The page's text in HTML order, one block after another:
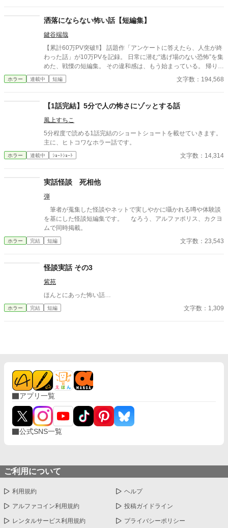
洒落にならない怖い話【短編集】
鍵谷端哉
【累計60万PV突破‼】 話題作「アンケートに答えたら、人生が終
わった話」が10万PVを記録。 日常に潜む“逃げ場のない恐怖”を集
めた、戦慄の短編集。 その違和感は、もう始まっている。 帰り
道、誰もいないはずの部屋、何気ない会話。 どこにでもある日常
が、ある瞬間、取り返しのつかない異常へと変わる。 意味が分か
て、最後の一行で現実がひっくり返る話。 1話1000〜2000文字。
隙間時間で読める短編ながら、 読み終えたあと、ふとした静寂が
怖くなる。 これはすべて、どこかで起きていてもおかしくない
話。 ――あなたのすぐ隣でも。 洒落にならない実話風・創作ホラ
ー。
ホラー 連載中 短編 文字数：194,568
【1話完結】5分で人の怖さにゾッとする話
風上すちこ
5分程度で読める1話完結のショートショートを載せていきます。
主に、ヒトコワなホラー話です。
ホラー 連載中 ｼｮｰﾄｼｮｰﾄ 文字数：14,314
実話怪談 死相他
弾
筆者が蒐集した怪談やネットで実しやかに囁かれる噂や体験談
を基にした怪談短編集です。 なろう、アルファポリス、カクヨ
ムで同時掲載。
ホラー 完結 短編 文字数：23,543
怪談実話 その3
紫苑
ほんとにあった怖い話…
ホラー 完結 短編 文字数：1,309
アプリ一覧
公式SNS一覧
ご利用について
利用規約 ヘルプ
アルファコイン利用規約 投稿ガイドライン
レンタルサービス利用規約 プライバシーポリシー